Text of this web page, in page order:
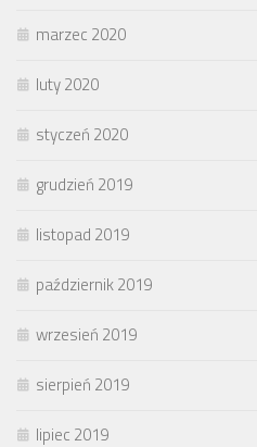
marzec 2020
luty 2020
styczeń 2020
grudzień 2019
listopad 2019
październik 2019
wrzesień 2019
sierpień 2019
lipiec 2019